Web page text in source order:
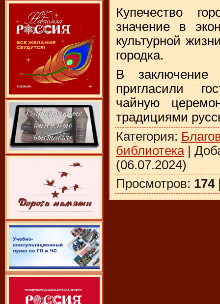
Купечество
значение в
культурной
городка.
В заключение
пригласили
чайную
традициями
Категория:
библиотека|
(06.07.2024)
Просмотров: 174